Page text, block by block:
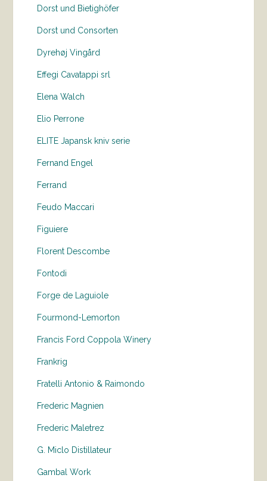
Dorst und Bietighöfer
Dorst und Consorten
Dyrehøj Vingård
Effegi Cavatappi srl
Elena Walch
Elio Perrone
ELITE Japansk kniv serie
Fernand Engel
Ferrand
Feudo Maccari
Figuiere
Florent Descombe
Fontodi
Forge de Laguiole
Fourmond-Lemorton
Francis Ford Coppola Winery
Frankrig
Fratelli Antonio & Raimondo
Frederic Magnien
Frederic Maletrez
G. Miclo Distillateur
Gambal Work